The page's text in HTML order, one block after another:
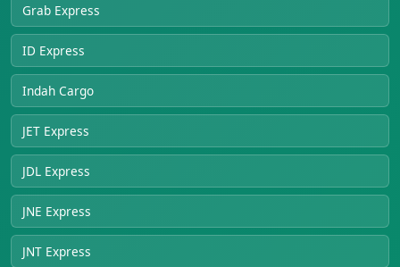
Grab Express
ID Express
Indah Cargo
JET Express
JDL Express
JNE Express
JNT Express